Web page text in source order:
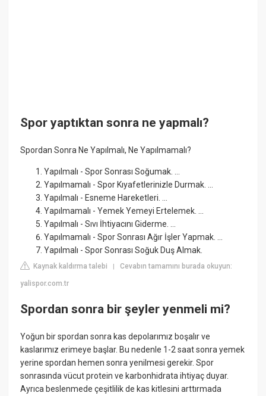
Spor yaptıktan sonra ne yapmalı?
Spordan Sonra Ne Yapılmalı, Ne Yapılmamalı?
Yapılmalı - Spor Sonrası Soğumak. ...
Yapılmamalı - Spor Kıyafetlerinizle Durmak. ...
Yapılmalı - Esneme Hareketleri. ...
Yapılmamalı - Yemek Yemeyi Ertelemek. ...
Yapılmalı - Sıvı İhtiyacını Giderme. ...
Yapılmamalı - Spor Sonrası Ağır İşler Yapmak. ...
Yapılmalı - Spor Sonrası Soğuk Duş Almak.
Kaynak kaldırma talebi |Cevabın tamamını burada okuyun:
yalispor.com.tr
Spordan sonra bir şeyler yenmeli mi?
Yoğun bir spordan sonra kas depolarımız boşalır ve
kaslarımız erimeye başlar. Bu nedenle 1-2 saat sonra yemek
yerine spordan hemen sonra yenilmesi gerekir. Spor
sonrasında vücut protein ve karbonhidrata ihtiyaç duyar.
Ayrıca beslenmede çeşitlilik de kas kitlesini arttırmada